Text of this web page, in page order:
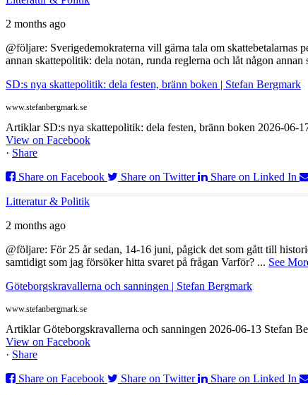
2 months ago
@följare: Sverigedemokraterna vill gärna tala om
annan skattepolitik: dela notan, runda reglerna och låt någon annan
SD:s nya skattepolitik: dela festen, bränn boken | Stefan Bergmark
www.stefanbergmark.se
Artiklar SD:s nya skattepolitik: dela festen, bränn boken 2026-06-
View on Facebook
· Share
Share on Facebook
Share on Twitter Share on Linked In
Litteratur & Politik
2 months ago
@följare: För 25 år sedan, 14-16 juni, pågick det som gått till
samtidigt som jag försöker hitta svaret på frågan Varför? ... See
Göteborgskravallerna och sanningen | Stefan Bergmark
www.stefanbergmark.se
Artiklar Göteborgskravallerna och sanningen 2026-06-13 Stefan
View on Facebook
· Share
Share on Facebook
Share on Twitter Share on Linked In